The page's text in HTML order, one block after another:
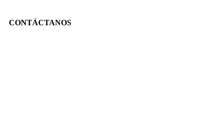
CONTÁCTANOS